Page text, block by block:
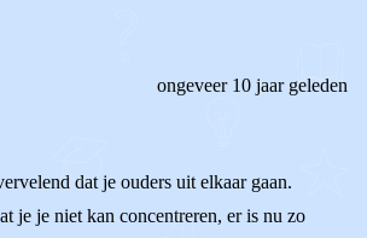
ongeveer 10 jaar geleden
dat je ouders uit elkaar gaan.
je je niet kan concentreren, er is nu zo